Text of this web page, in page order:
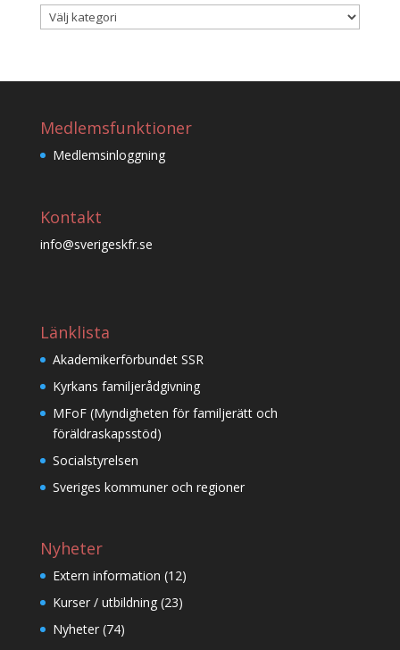
Nyhetskategorier
Medlemsfunktioner
Medlemsinloggning
Kontakt
info@sverigeskfr.se
Länklista
Akademikerförbundet SSR
Kyrkans familjerådgivning
MFoF (Myndigheten för familjerätt och
föräldraskapsstöd)
Socialstyrelsen
Sveriges kommuner och regioner
Nyheter
Extern information (12)
Kurser / utbildning(23)
Nyheter(74)